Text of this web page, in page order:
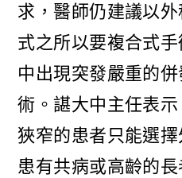
求，醫師仍建議以
式之所以要複合式
中出現突發嚴重的
術。諶大中主任表
狹窄的患者只能選
患有共病或高齡的